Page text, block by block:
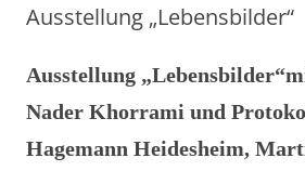
Ausstellung „Lebensbilder“
Ausstellung
Nader Khorrami und
Hagemann Heidesheim,